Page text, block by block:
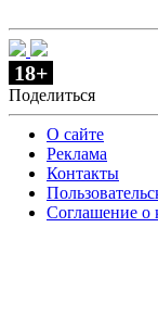
18+
Поделиться
О сайте
Реклама
Контакты
Соглашение о